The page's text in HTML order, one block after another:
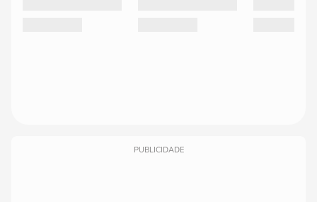
PUBLICIDADE